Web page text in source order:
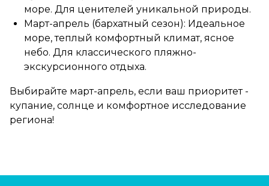
море. Для ценителей уникальной природы.
Март-апрель (бархатный сезон): Идеальное
море, теплый комфортный климат, ясное
небо. Для классического пляжно-
экскурсионного отдыха.
Выбирайте март-апрель, если ваш приоритет -
купание, солнце и комфортное исследование
региона!